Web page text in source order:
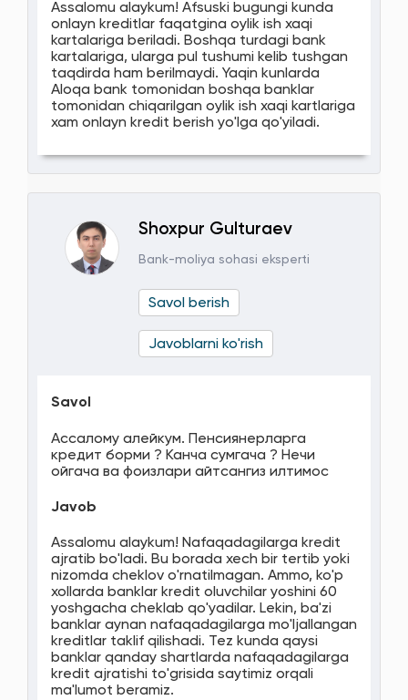
Assalomu alaykum! Afsuski bugungi kunda
onlayn kreditlar faqatgina oylik ish xaqi
kartalariga beriladi. Boshqa turdagi bank
kartalariga, ularga pul tushumi kelib tushgan
taqdirda ham berilmaydi. Yaqin kunlarda
Aloqa bank tomonidan boshqa banklar
tomonidan chiqarilgan oylik ish xaqi kartlariga
xam onlayn kredit berish yo'lga qo'yiladi.
Shoxpur Gulturaev
Bank-moliya sohasi eksperti
Savol berish
Javoblarni ko'rish
Savol
Ассалому алейкум. Пенсиянерларга
кредит борми ? Канча сумгача ? Нечи
ойгача ва фоизлари айтсангиз илтимос
Javob
Assalomu alaykum! Nafaqadagilarga kredit
ajratib bo'ladi. Bu borada xech bir tertib yoki
nizomda cheklov o'rnatilmagan. Ammo, ko'p
xollarda banklar kredit oluvchilar yoshini 60
yoshgacha cheklab qo'yadilar. Lekin, ba'zi
banklar aynan nafaqadagilarga mo'ljallangan
kreditlar taklif qilishadi. Tez kunda qaysi
banklar qanday shartlarda nafaqadagilarga
kredit ajratishi to'grisida saytimiz orqali
ma'lumot beramiz.